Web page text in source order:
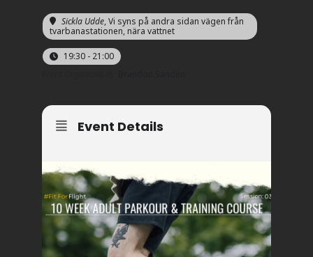
Sickla Udde, Vi syns på andra sidan vägen från
tvarbanastationen, nära vattnet
19:30 - 21:00
Event Details